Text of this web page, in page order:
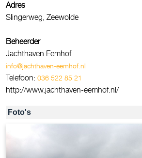
Adres
Slingerweg, Zeewolde
Beheerder
Jachthaven Eemhof
info@jachthaven-eemhof.nl
Telefoon: 036 522 85 21
http://www.jachthaven-eemhof.nl/
Foto's